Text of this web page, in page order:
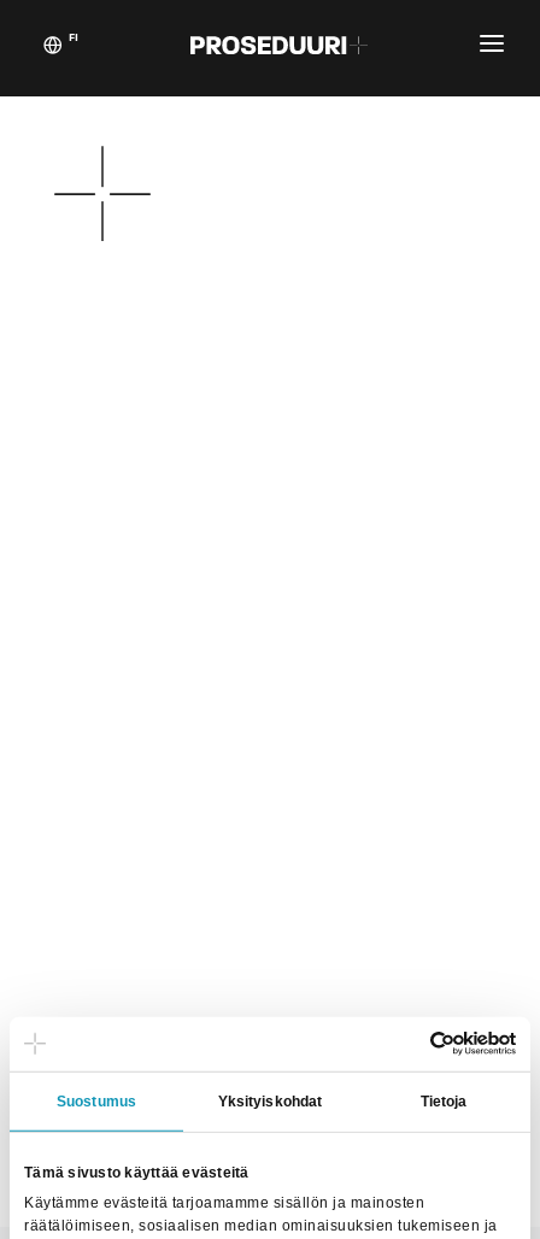
Suostumus Yksityiskohdat Tietoja
Tämä sivusto käyttää evästeitä
Käytämme evästeitä tarjoamamme sisällön ja mainosten
räätälöimiseen, sosiaalisen median ominaisuuksien tukemiseen ja
FI
Asiakastarinat
Proseduuri
Yhteystiedot
Blogikynän taikaa